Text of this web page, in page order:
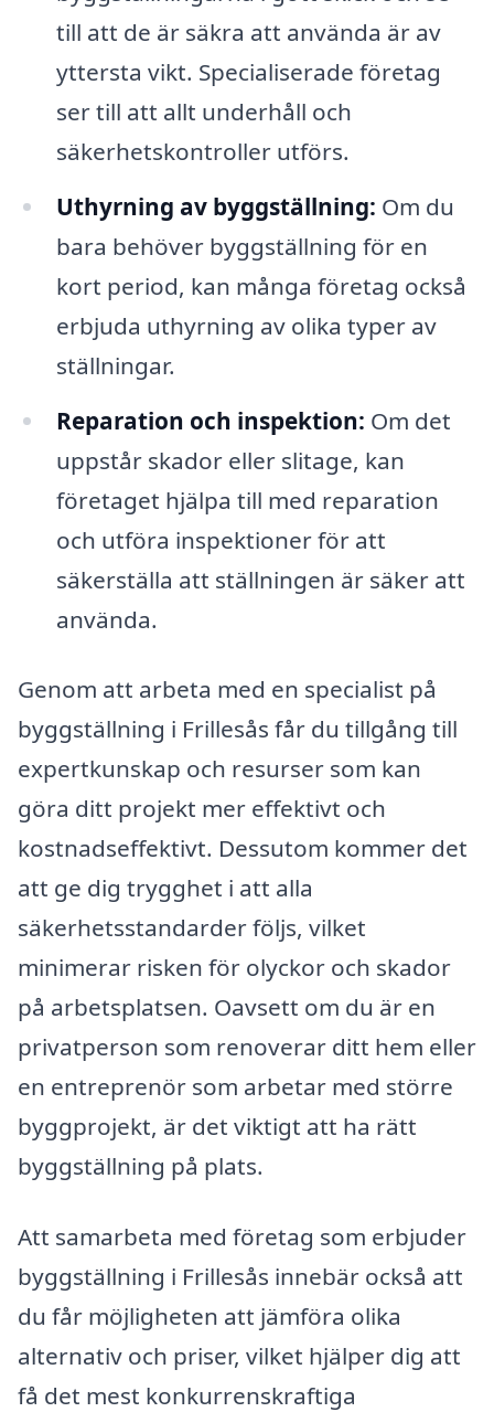
till att de är säkra att använda är av
yttersta vikt. Specialiserade företag
ser till att allt underhåll och
säkerhetskontroller utförs.
Uthyrning av byggställning: Om du
bara behöver byggställning för en
kort period, kan många företag också
erbjuda uthyrning av olika typer av
ställningar.
Reparation och inspektion: Om det
uppstår skador eller slitage, kan
företaget hjälpa till med reparation
och utföra inspektioner för att
säkerställa att ställningen är säker att
använda.
Genom att arbeta med en specialist på
byggställning i Frillesås får du tillgång till
expertkunskap och resurser som kan
göra ditt projekt mer effektivt och
kostnadseffektivt. Dessutom kommer det
att ge dig trygghet i att alla
säkerhetsstandarder följs, vilket
minimerar risken för olyckor och skador
på arbetsplatsen. Oavsett om du är en
privatperson som renoverar ditt hem eller
en entreprenör som arbetar med större
byggprojekt, är det viktigt att ha rätt
byggställning på plats.
Att samarbeta med företag som erbjuder
byggställning i Frillesås innebär också att
du får möjligheten att jämföra olika
alternativ och priser, vilket hjälper dig att
få det mest konkurrenskraftiga